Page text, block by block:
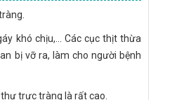
khó chịu,... Các cục thịt thừa
bị vỡ ra, làm cho người bệnh
trực tràng là rất cao.